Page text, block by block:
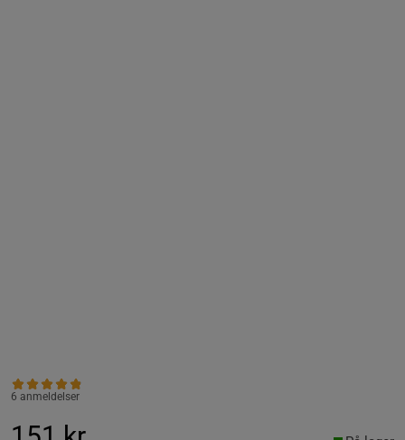
6 anmeldelser